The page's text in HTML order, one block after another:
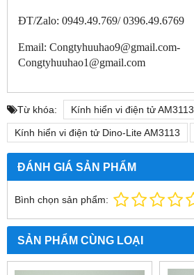
ĐT/Zalo: 0949.49.769/ 0396.49.6769
Email: Congtyhuuhao9@gmail.com-
Congtyhuuhao1@gmail.com
Từ khóa: Kính hiển vi điện tử AM3113
Kính hiển vi điện tử Dino-Lite AM3113
ĐÁNH GIÁ SẢN PHẨM
Bình chọn sản phẩm:
SẢN PHẨM CÙNG LOẠI